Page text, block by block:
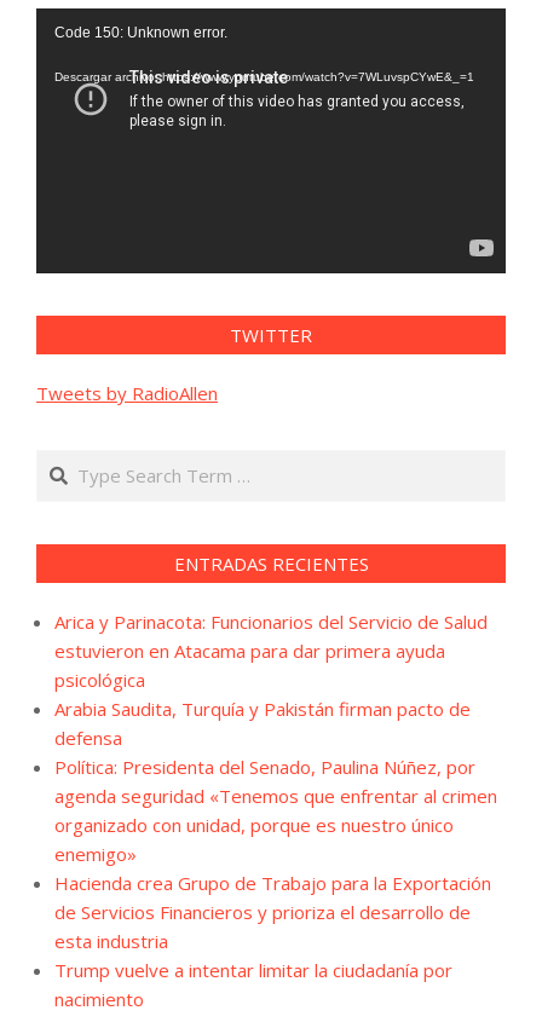
Reproductor
vídeo
Code 150: Unknown error.
Descargar archivo: https://www.youtube.com/watch?v=7WLuvspCYwE&_=1
TWITTER
Tweets by RadioAllen
Search
ENTRADAS RECIENTES
Arica y Parinacota: Funcionarios del Servicio de Salud
estuvieron en Atacama para dar primera ayuda
psicológica
Arabia Saudita, Turquía y Pakistán firman pacto de
defensa
Política: Presidenta del Senado, Paulina Núñez, por
agenda seguridad «Tenemos que enfrentar al crimen
organizado con unidad, porque es nuestro único
enemigo»
Hacienda crea Grupo de Trabajo para la Exportación
de Servicios Financieros y prioriza el desarrollo de
esta industria
Trump vuelve a intentar limitar la ciudadanía por
nacimiento